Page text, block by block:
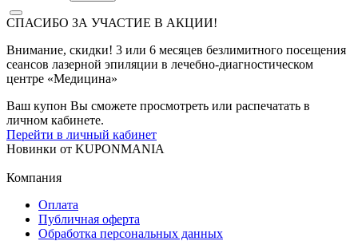
СПАСИБО ЗА УЧАСТИЕ В АКЦИИ!
Внимание, скидки! 3 или 6 месяцев безлимитного посещения
сеансов лазерной эпиляции в лечебно-диагностическом
центре «Медицина»
Ваш купон Вы сможете просмотреть или распечатать в
личном кабинете.
Перейти в личный кабинет
Новинки от KUPONMANIA
Компания
Оплата
Публичная оферта
Обработка персональных данных